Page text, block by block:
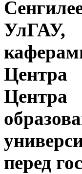
УлГАУ,
Центра
перед